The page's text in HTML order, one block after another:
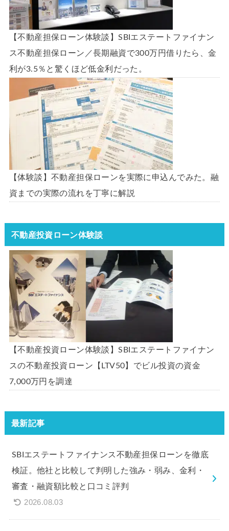
【不動産担保ローン体験談】SBIエステートファイナン
ス不動産担保ローン／長期融資で300万円借りたら、金
利が3.5％と驚くほど低金利だった。
【体験談】不動産担保ローンを実際に申込んでみた。融
資までの実際の流れを丁寧に解説
不動産投資ローン体験談
【不動産投資ローン体験談】SBIエステートファイナン
スの不動産投資ローン【LTV50】でビル投資の資金
7,000万円を調達
最新記事
SBIエステートファイナンス不動産担保ローンを徹底
検証。他社と比較して判明した強み・弱み、金利・
審査・融資額比較と口コミ評判
2026.08.03